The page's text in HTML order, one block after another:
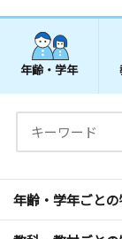
年齢・学年
年齢・学年ごと